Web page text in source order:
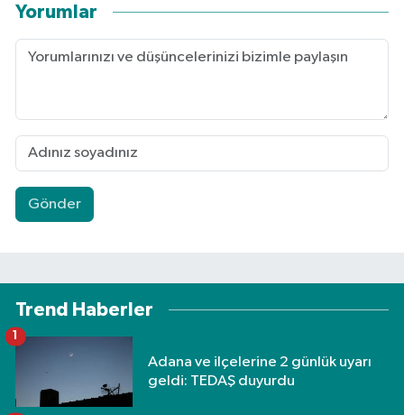
Yorumlar
Gönder
Trend Haberler
Adana ve ilçelerine 2 günlük uyarı
geldi: TEDAŞ duyurdu